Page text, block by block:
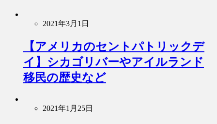
2021年3月1日
【アメリカのセントパトリックデ
イ】シカゴリバーやアイルランド
移民の歴史など
2021年1月25日